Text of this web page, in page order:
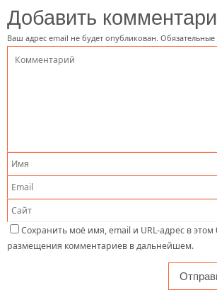
Добавить
Ваш адрес email не будет опубликован.
Сохранить моё имя, email и URL-адрес в этом
размещения комментариев в дальнейшем.